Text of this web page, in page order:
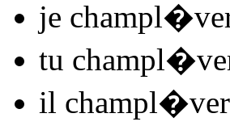
je champl�ve
tu champl�ve
il champl�ver